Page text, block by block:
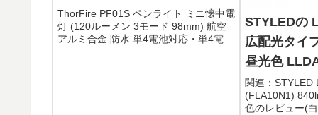
ThorFire PF01S ペンライト ミニ懐中電
灯 (120ルーメン 3モード 98mm) 航空
アルミ合金 防水 単4電池対応・単4電池
STYLEDの
広配光タイ
昼光色
ールで1,119
関連：STYLED
(FLA10N1)
色のレビュー(